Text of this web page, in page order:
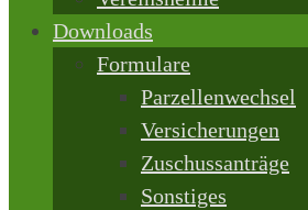
Downloads
Formulare
Parzellenwechsel
Versicherungen
Zuschussanträge
Sonstiges